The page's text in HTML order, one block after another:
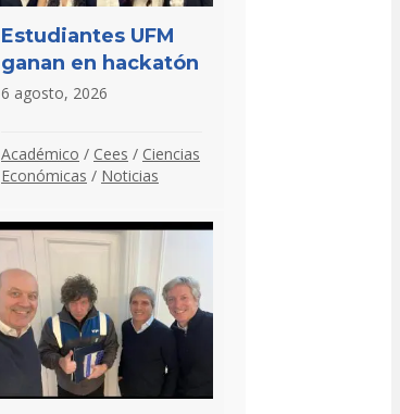
Estudiantes UFM
ganan en hackatón
6 agosto, 2026
Académico / Cees / Ciencias
Económicas / Noticias